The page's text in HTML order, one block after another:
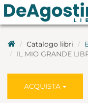
Catalogo libri
IL MIO GRANDE
ACQUISTA